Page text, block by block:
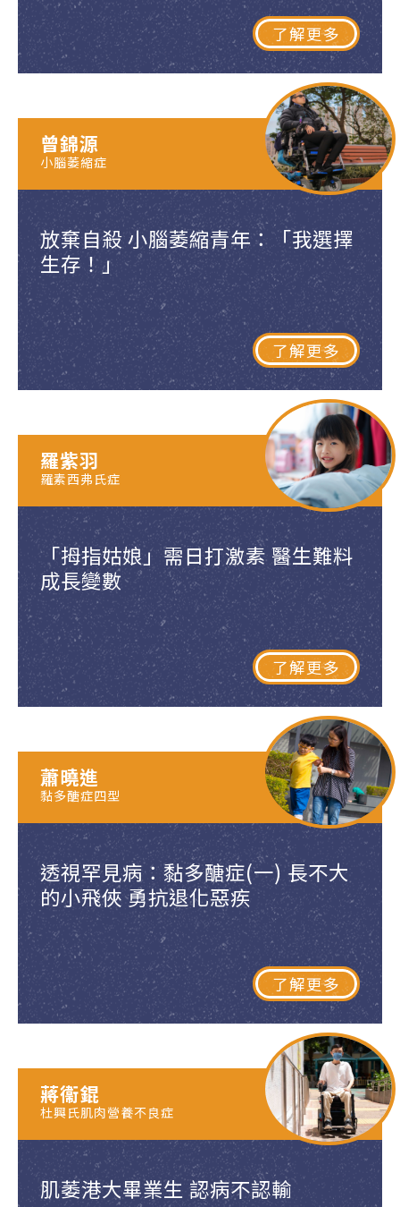
了解更多
放棄自殺 小腦萎縮青年：「我選擇
生存！」
了解更多
曾錦源
小腦萎縮症
「拇指姑娘」需日打激素 醫生難料
成長變數
了解更多
羅紫羽
羅素西弗氏症
透視罕見病：黏多醣症(一) 長不大
的小飛俠 勇抗退化惡疾
了解更多
蕭曉進
黏多醣症四型
肌萎港大畢業生 認病不認輸
蔣衞錕
杜興氏肌肉營養不良症